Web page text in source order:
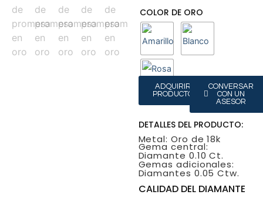
COLOR DE ORO
ADQUIRIR
PRODUCTO
CONVERSAR
CON UN
ASESOR
DETALLES DEL PRODUCTO:
Metal: Oro de 18k
Gema central:
Diamante 0.10 Ct.
Gemas adicionales:
Diamantes 0.05 Ctw.
CALIDAD DEL DIAMANTE